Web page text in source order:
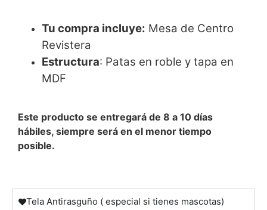
Tu compra incluye: Mesa de Centro
Revistera
Estructura: Patas en roble y tapa en
MDF
Este producto se entregará de 8 a 10 días
hábiles, siempre será en el menor tiempo
posible.
Tela Antirasguño ( especial si tienes mascotas)